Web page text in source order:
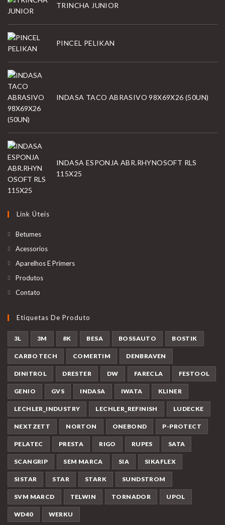
TRINCHA JUNIOR
PINCEL PELIKAN
INDASA TACO ABRASIVO 98X69X26 (50UN)
INDASA ESPONJA ABR.RHYNOSOFT RLS
115X25
Link Úteis
Betumes
Acessorios
Aparelhos E Primers
Produtos
Contato
Etiquetas De Produto
3L 3M 8K BESA BOSSAUTO BOSTIK
CARBO TECH COMERTIM DENBRAVEN
DINITROL DRESTER DW FARECLA FESTOOL
GENIO GVS INDASA IWATA KLINER
LECHLER_INDUSTRY LECHLER_REFINISH LUDECKE
NEXTZETT NORTON ONEBOND P-PROTECT
PELATEC PRESTA RIGO RUPES SATA
SCANGRIP SEM MARCA SIA SIKAFLEX
SISTAR STAR STARK SUNDSTROM
SVM MARCD TELWIN TORNADOR UPOL
WD40 WERKU